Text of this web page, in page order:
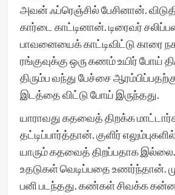
அவன் ஃப்ரெஞ்சில் பேசினான்.
கார்டை காட்டினான். டிரைவர்
பாவனையைக் காட்டிவிட்டு காரை
ரங்குவுக்கு ஒரு கணம் உயிர் போய்
திரும்ப வந்து பேச்சை
இடத்தை விட்டு போய் இருந்தது.
யாராவது கதவைத் திறக்க
தட்டிப்பார்த்தான். குளிர்
யாரும் கதவைத் திறப்பதாக இல்லை.
உதடுகள் வெடிப்பதை உணர்ந்தான்.
பனி படந்தது. கண்கள் சிவக்க